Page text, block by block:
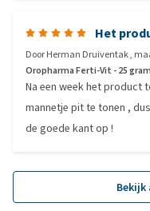
Het
DoorHerman Druiventak,
Oropharma Ferti-Vit - 25 gram
Na een week het product
mannetje pit te tonen ,
de goede kant op !
Bekijk